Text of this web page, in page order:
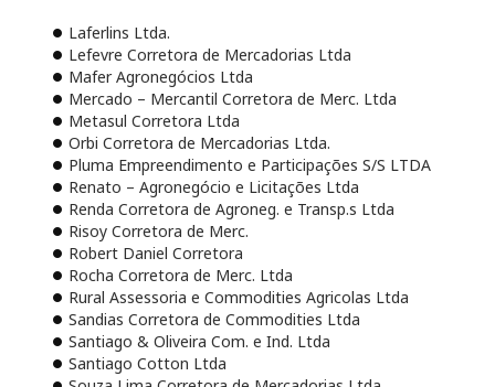
Laferlins Ltda.
Lefevre Corretora de Mercadorias Ltda
Mafer Agronegócios Ltda
Mercado – Mercantil Corretora de Merc. Ltda
Metasul Corretora Ltda
Orbi Corretora de Mercadorias Ltda.
Pluma Empreendimento e Participações S/S LTDA
Renato – Agronegócio e Licitações Ltda
Renda Corretora de Agroneg. e Transp.s Ltda
Risoy Corretora de Merc.
Robert Daniel Corretora
Rocha Corretora de Merc. Ltda
Rural Assessoria e Commodities Agricolas Ltda
Sandias Corretora de Commodities Ltda
Santiago & Oliveira Com. e Ind. Ltda
Santiago Cotton Ltda